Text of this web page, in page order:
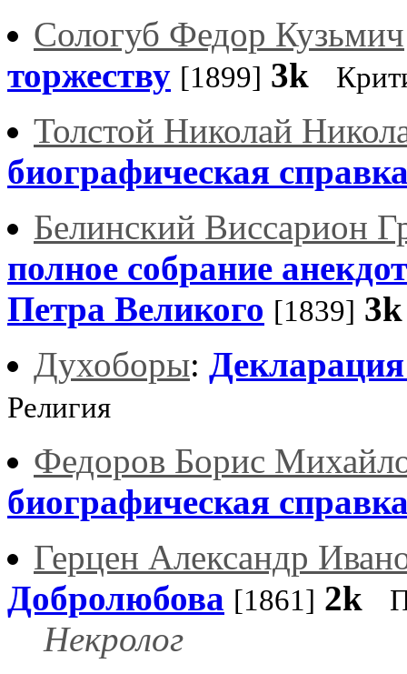
Сологуб Федор Кузьмич
торжеству [1899] 3k
Толстой Николай
биографическая
Белинский Виссарион
полное собрание
Петра Великого [1839] 3k
Духоборы:
Религия
Федоров Борис
биографическая
Герцен Александр
Добролюбова [1861] 2k
Некролог